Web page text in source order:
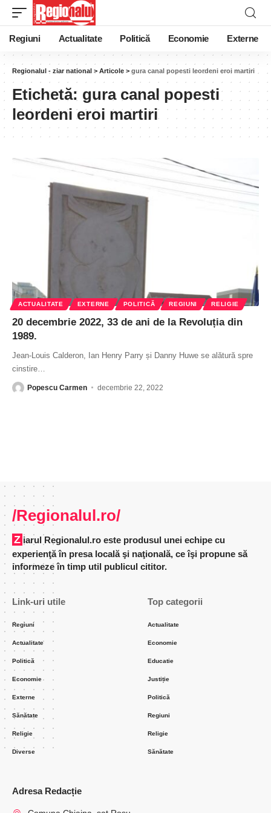
Regiuni Actualitate Politică Economie Externe
Regionalul - ziar national > Articole > gura canal popesti leordeni eroi martiri
Etichetă: gura canal popesti
leordeni eroi martiri
ACTUALITATE EXTERNE POLITICĂ REGIUNI RELIGIE
20 decembrie 2022, 33 de ani de la Revoluția din
1989.
Jean-Louis Calderon, Ian Henry Parry și Danny Huwe se alătură spre
cinstire
Popescu Carmen decembrie 22, 2022
/Regionalul.ro/
Ziarul Regionalul.ro este produsul unei echipe cu
experienţă în presa locală şi naţională, ce îşi propune să
informeze în timp util publicul cititor.
Link-uri utile
Regiuni
Actualitate
Politică
Economie
Externe
Sănătate
Religie
Diverse
Top categorii
Actualitate
Economie
Educatie
Justiție
Politică
Regiuni
Religie
Sănătate
Adresa Redacție